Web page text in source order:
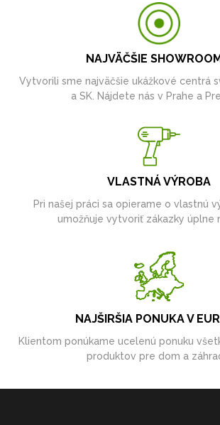
NAJVÄČŠIE
Vytvorili sme najväčšie ukážkové centrá
a SK. Nájdete nás v Prahe a
VLASTNÁ VÝROBA
Pri našej práci sa opierame o vlastnú
umožňuje vytvoriť zákazky úplne
NAJŠIRŠIA PONUKA V
Klientom ponúkame ucelenú ponuku
produktov pre dom a